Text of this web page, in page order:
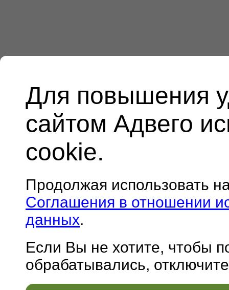
Для повышения
сайтом Адвего
cookie.
Продолжая использовать
Соглашения в отношении
данных.
Если Вы не хотите, чтобы
обрабатывались,